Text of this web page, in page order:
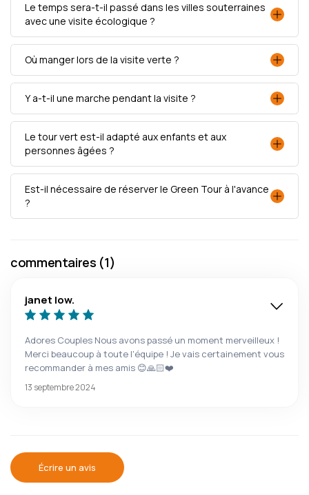
Le temps sera-t-il passé dans les villes souterraines
avec une visite écologique ?
Où manger lors de la visite verte ?
Y a-t-il une marche pendant la visite ?
Le tour vert est-il adapté aux enfants et aux
personnes âgées ?
Est-il nécessaire de réserver le Green Tour à l'avance
?
commentaires (1)
janet low.
Adores Couples Nous avons passé un moment merveilleux !
Merci beaucoup à toute l'équipe ! Je vais certainement vous
recommander à mes amis 😊🙏🏻❤️
13 septembre 2024
Écrire un avis